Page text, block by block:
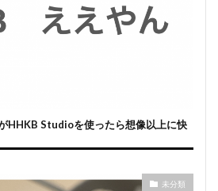
HHKB Studioを使ったら想像以上に快
未分類